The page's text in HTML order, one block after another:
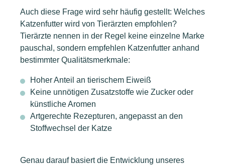
Auch diese Frage wird sehr häufig gestellt: Welches
Katzenfutter wird von Tierärzten empfohlen?
Tierärzte nennen in der Regel keine einzelne Marke
pauschal, sondern empfehlen Katzenfutter anhand
bestimmter Qualitätsmerkmale:
Hoher Anteil an tierischem Eiweiß
Keine unnötigen Zusatzstoffe wie Zucker oder
künstliche Aromen
Artgerechte Rezepturen, angepasst an den
Stoffwechsel der Katze
Genau darauf basiert die Entwicklung unseres